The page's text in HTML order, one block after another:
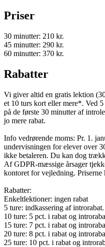
Priser
30 minutter: 210 kr.
45 minutter: 290 kr.
60 minutter: 370 kr.
Rabatter
Vi giver altid en gratis lektion
et 10 turs kort eller mere*. Ved
på de første 30 minutter af
jo mere rabat.
Info vedrørende moms: Pr. 1.
undervisningen for elever over
ikke betaleren. Du kan dog
Af GDPR-mæssige årsager
kontoret for vejledning. Priserne
Rabatter:
Enkeltlektioner: ingen rabat
5 ture: indkassering af introrabat.
10 ture: 5 pct. i rabat og
15 ture: 7 pct. i rabat og
20 ture: 8 pct. i rabat og
25 ture: 10 pct. i rabat og